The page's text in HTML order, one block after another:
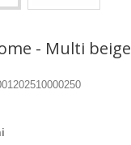
- Multi beige